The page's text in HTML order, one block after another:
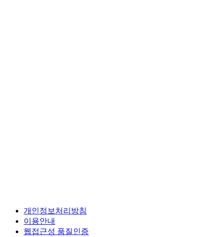
개인정보처리방침
이용안내
웹접근성 품질인증